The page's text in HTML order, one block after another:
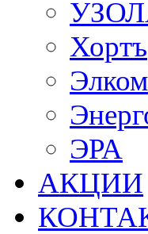
Хортъ
Элком
ЭРА
АКЦИИ